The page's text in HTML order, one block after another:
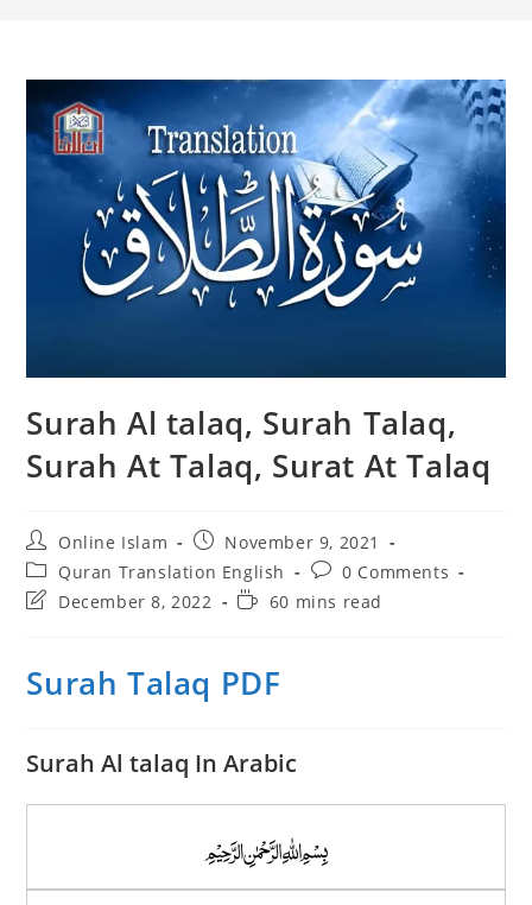
Surah Al talaq, Surah Talaq,
Surah At Talaq, Surat At Talaq
Post
author:
Online Islam
Post
published:
November 9, 2021
Post
category:
Quran Translation English
Post
comments:
0 Comments
PostDecember 8, 2022
Reading
60 mins read
Surah Talaq PDF
Surah Al talaq In Arabic
﷽